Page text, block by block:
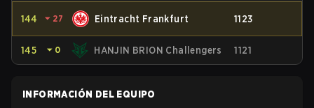
144 ⏷ 27 Eintracht Frankfurt 1123
145 ⏷ 0 HANJIN BRION Challengers 1121
INFORMACIÓN DEL EQUIPO